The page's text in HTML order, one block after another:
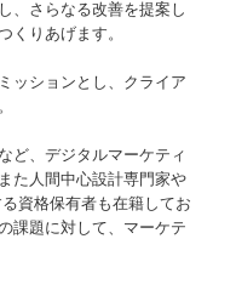
、さらなる改善を提案し
くりあげます。
ッションとし、クライア
ど、デジタルマーケティ
た人間中心設計専門家や
資格保有者も在籍してお
課題に対して、マーケテ